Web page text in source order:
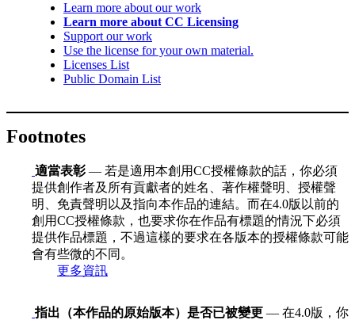
Learn more about our work
Learn more about CC Licensing
Support our work
Use the license for your own material.
Licenses List
Public Domain List
Footnotes
適當表彰— 若是適用本創用CC授權條款的話，你必須
提供創作者及所有貢獻者的姓名、著作權聲明、授權聲
明、免責聲明以及指向本作品的連結。而在4.0版以前的
創用CC授權條款，也要求你在作品有標題的情況下必須
提供作品標題，不過這樣的要求在各版本的授權條款可能
會有些微的不同。
更多資訊
指出（本作品的原始版本）是否已被變更 — 在4.0版，你